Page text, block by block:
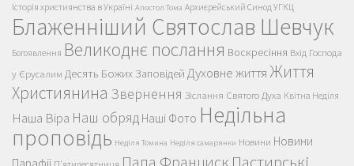
Історія християнства в Україні Апостол Тома Архиєрейський Синод УГКЦ
Блаженніший Святослав Шевчук
Богоявлення Великоднє послання Воскресіння Вхід Господа
у Єрусалим Десять Божих Заповідей Духовне життяЖиття
Християнина Звернення Зіслання Святого Духа Квітна Неділя
Наша Віра Наш обряд Наші Фото Недільна
проповідь Неділя Томина Неділя самарянки Новини Новини
Папа Франциск